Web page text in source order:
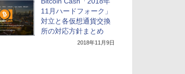
11月ハードフォーク」
対立と各仮想通貨交換
所の対応方針まとめ
2018年11月9日